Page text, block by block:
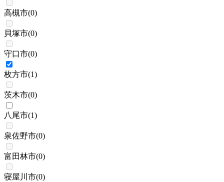
高槻市(0)
貝塚市(0)
守口市(0)
枚方市(1)
茨木市(0)
八尾市(1)
泉佐野市(0)
富田林市(0)
寝屋川市(0)